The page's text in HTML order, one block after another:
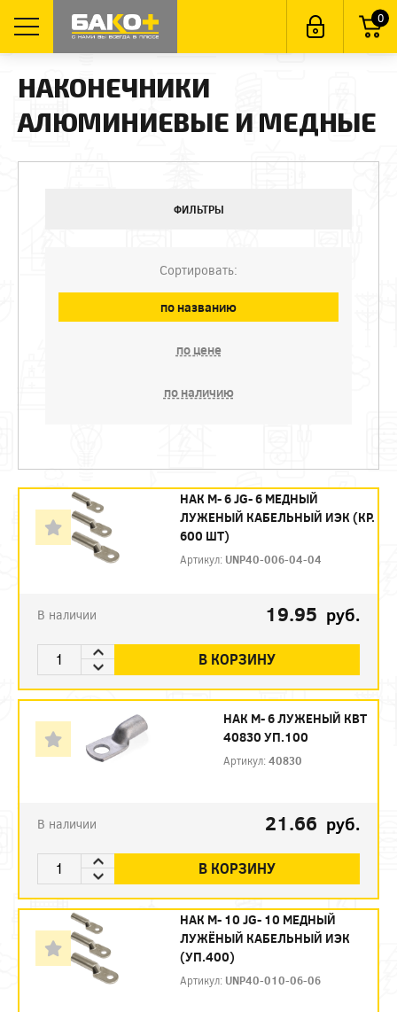
0
НАКОНЕЧНИКИ
АЛЮМИНИЕВЫЕ И МЕДНЫЕ
ФИЛЬТРЫ
Сортировать:
по названию
по цене
по наличию
НАК М- 6 JG- 6 МЕДНЫЙ
ЛУЖЕНЫЙ КАБЕЛЬНЫЙ ИЭК (КР.
600 ШТ)
Артикул: UNP40-006-04-04
В наличии 19.95 руб.
В КОРЗИНУ
НАК М- 6 ЛУЖЕНЫЙ КВТ
40830 УП.100
Артикул:40830
В наличии 21.66 руб.
В КОРЗИНУ
НАК М- 10 JG- 10 МЕДНЫЙ
ЛУЖЁНЫЙ КАБЕЛЬНЫЙ ИЭК
(УП.400)
Артикул: UNP40-010-06-06